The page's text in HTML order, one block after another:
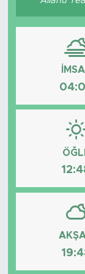
Resmi
Söyleşi
Teknoloji